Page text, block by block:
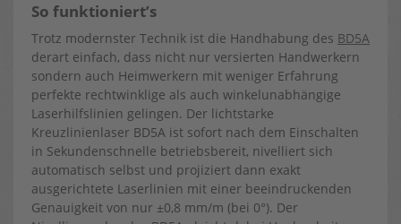
So funktioniert’s
Trotz modernster Technik ist die Handhabung des BD5A
derart einfach, dass nicht nur versierten Handwerkern
sondern auch Heimwerkern mit weniger Erfahrung
perfekte rechtwinklige als auch winkelunabhängige
Laserhilfslinien gelingen. Der lichtstarke
Kreuzlinienlaser BD5A ist sofort nach dem Einschalten
in Sekundenschnelle betriebsbereit, nivelliert sich
automatisch selbst und projiziert dann exakt
ausgerichtete Laserlinien mit einer beeindruckenden
Genauigkeit von nur ±0,8 mm/m (bei 0°). Der